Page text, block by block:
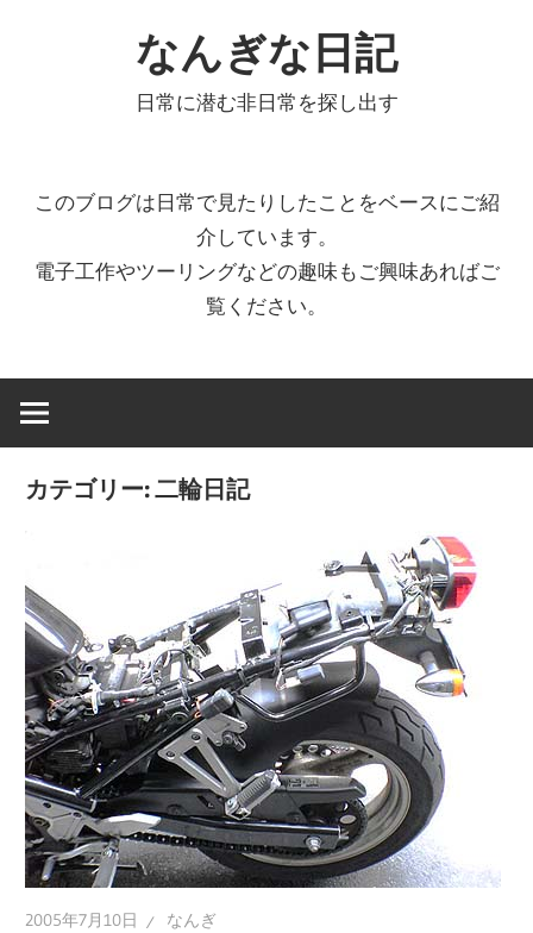
なんぎな日記
日常に潜む非日常を探し出す
このブログは日常で見たりしたことをベースにご紹
介しています。
電子工作やツーリングなどの趣味もご興味あればご
覧ください。
カテゴリー:二輪日記
2005年7月10日 なんぎ